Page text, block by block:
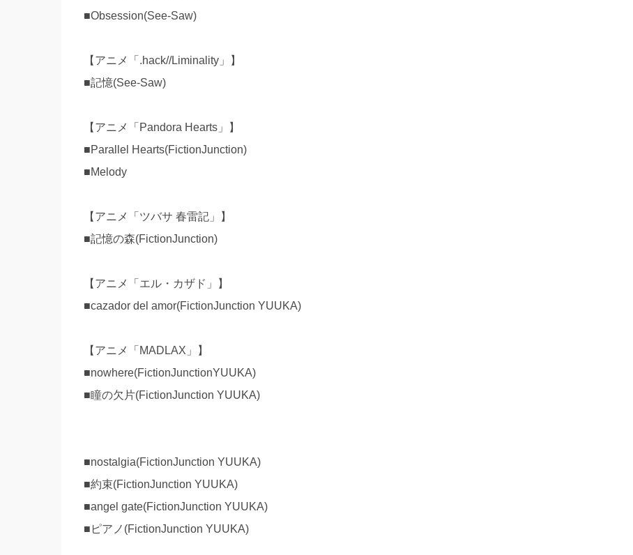
■Obsession(See-Saw)
【アニメ「.hack//Liminality」】
■記憶(See-Saw)
【アニメ「Pandora Hearts」】
■Parallel Hearts(FictionJunction)
■Melody
【アニメ「ツバサ 春雷記」】
■記憶の森(FictionJunction)
【アニメ「エル・カザド」】
■cazador del amor(FictionJunction YUUKA)
【アニメ「MADLAX」】
■nowhere(FictionJunctionYUUKA)
■瞳の欠片(FictionJunction YUUKA)
■nostalgia(FictionJunction YUUKA)
■約束(FictionJunction YUUKA)
■angel gate(FictionJunction YUUKA)
■ピアノ(FictionJunction YUUKA)